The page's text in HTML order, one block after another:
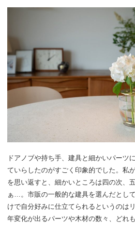
ドアノブや持ち手、建具と細かいパーツ
ていらしたのがすごく印象的でした。私
を思い返すと、細かいところは四の次、
ぁ…。市販の一般的な建具を選んだとし
けで自分好みに仕立てられるというのは
年変化が出るパーツや木材の数々、どれ